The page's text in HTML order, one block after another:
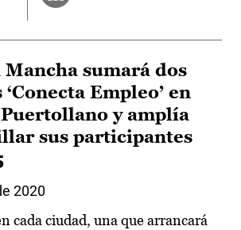
sumará dos
Empleo’ en
y amplía
sus participantes
2020
cada ciudad, una que arrancará